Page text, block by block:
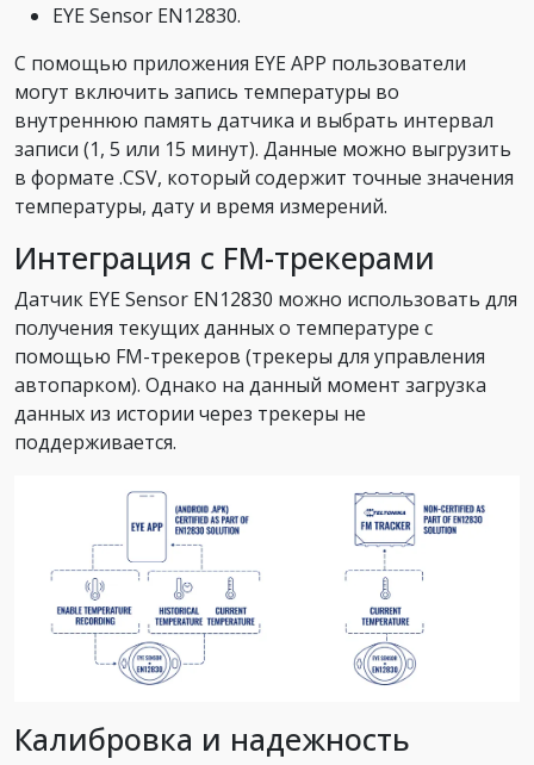
EYE Sensor EN12830.
С помощью приложения EYE APP пользователи
могут включить запись температуры во
внутреннюю память датчика и выбрать интервал
записи (1, 5 или 15 минут). Данные можно выгрузить
в формате .CSV, который содержит точные значения
температуры, дату и время измерений.
Интеграция с FM-трекерами
Датчик EYE Sensor EN12830 можно использовать для
получения текущих данных о температуре с
помощью FM-трекеров (трекеры для управления
автопарком). Однако на данный момент загрузка
данных из истории через трекеры не
поддерживается.
Калибровка и надежность